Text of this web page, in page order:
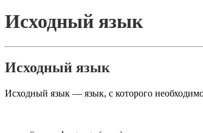
Исходный язык
Исходный язык
Исходный язык — язык, с которого